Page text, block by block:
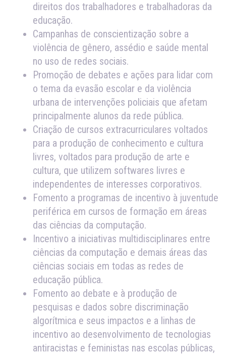
direitos dos trabalhadores e trabalhadoras da
educação.
Campanhas de conscientização sobre a
violência de gênero, assédio e saúde mental
no uso de redes sociais.
Promoção de debates e ações para lidar com
o tema da evasão escolar e da violência
urbana de intervenções policiais que afetam
principalmente alunos da rede pública.
Criação de cursos extracurriculares voltados
para a produção de conhecimento e cultura
livres, voltados para produção de arte e
cultura, que utilizem softwares livres e
independentes de interesses corporativos.
Fomento a programas de incentivo à juventude
periférica em cursos de formação em áreas
das ciências da computação.
Incentivo a iniciativas multidisciplinares entre
ciências da computação e demais áreas das
ciências sociais em todas as redes de
educação pública.
Fomento ao debate e à produção de
pesquisas e dados sobre discriminação
algorítmica e seus impactos e a linhas de
incentivo ao desenvolvimento de tecnologias
antiracistas e feministas nas escolas públicas,